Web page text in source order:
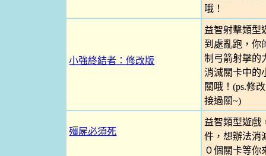
哦！
小強終結者：修改版
益智射擊類型
到處亂跑，你
制弓箭射擊的
消滅關卡中的
關哦！(ps.修
接過關~)
殭屍必須死
益智類型遊戲
件，想辦法消
０個關卡等你